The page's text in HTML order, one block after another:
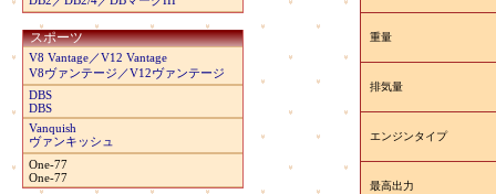
スポーツ
V8 Vantage／V12 Vantage
V8ヴァンテージ／V12ヴァンテージ
DBS
DBS
Vanquish
ヴァンキッシュ
One-77
One-77
重量
排気量
エンジンタイプ
最高出力